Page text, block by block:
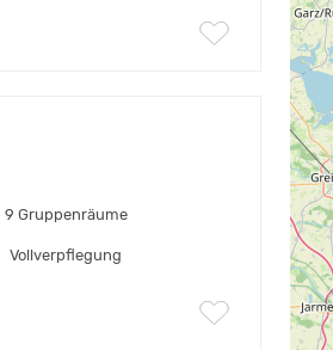
9 Gruppenräume
Vollverpflegung